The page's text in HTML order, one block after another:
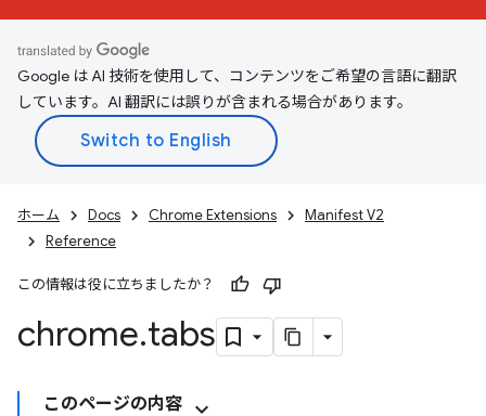
Google は AI 技術を使用して、コンテンツをご希望の言語に翻訳
しています。AI 翻訳には誤りが含まれる場合があります。
ホーム Docs Chrome Extensions
Manifest V2
Reference
この情報は役に立ちましたか？
chrome.tabs
このページの内容